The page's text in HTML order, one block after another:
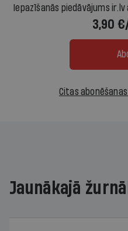
Iepazīšanās piedāvājums
3,90
Citas
Jaunākajā